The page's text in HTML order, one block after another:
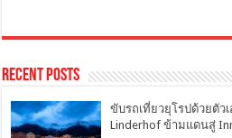
Recent Posts
ขับรถเที่ยวยุโรปด้วยตัว
Linderhof ข้ามแดนสู่